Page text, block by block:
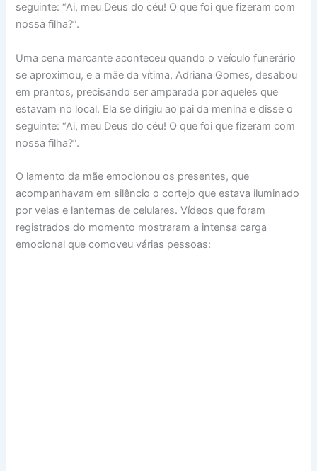
seguinte: “Ai, meu Deus do céu! O que foi que fizeram com
nossa filha?”.
Uma cena marcante aconteceu quando o veículo funerário
se aproximou, e a mãe da vítima, Adriana Gomes, desabou
em prantos, precisando ser amparada por aqueles que
estavam no local. Ela se dirigiu ao pai da menina e disse o
seguinte: “Ai, meu Deus do céu! O que foi que fizeram com
nossa filha?”.
O lamento da mãe emocionou os presentes, que
acompanhavam em silêncio o cortejo que estava iluminado
por velas e lanternas de celulares. Vídeos que foram
registrados do momento mostraram a intensa carga
emocional que comoveu várias pessoas: